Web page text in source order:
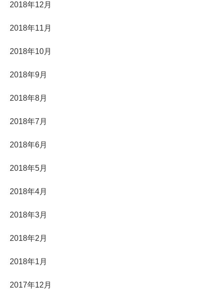
2018年12月
2018年11月
2018年10月
2018年9月
2018年8月
2018年7月
2018年6月
2018年5月
2018年4月
2018年3月
2018年2月
2018年1月
2017年12月